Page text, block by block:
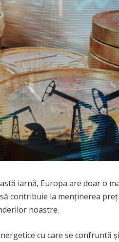
iarnă, Europa are doar o
contribuie la menținerea
noastre.
cu care se confruntă